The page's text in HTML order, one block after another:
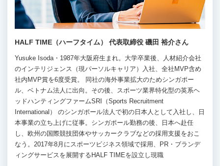
HALF TIME（ハーフタイム） 代表取締役 磯田 裕介さん
Yusuke Isoda・1987年大阪府生まれ。大学卒業後、人材紹介会社
のインテリジェンス（現パーソルキャリア）入社、全社MVP含め
社内MVP賞を6度受賞。 同社の海外事業拡大のためシンガポー
ル、ベトナム法人に出向。その後、スポーツ業界特化型の英系ヘ
ッドハンティングファームSRI（Sports Recruitment
International） のシンガポール法人で初の日本人として入社し、日
本事業の立ち上げに従事。シンガポール勤務の後、日本へ赴任
し、欧州の国際競技団体やサッカークラブなどの採用支援をおこ
なう。2017年8月にスポーツビジネス領域で採用、PR・ブランデ
ィングサービスを展開するHALF TIMEを設立し現職